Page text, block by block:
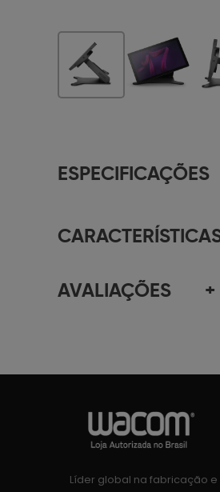
ESPECIFICAÇÕES
AVALIAÇÕES +
Líder global na fabricação e